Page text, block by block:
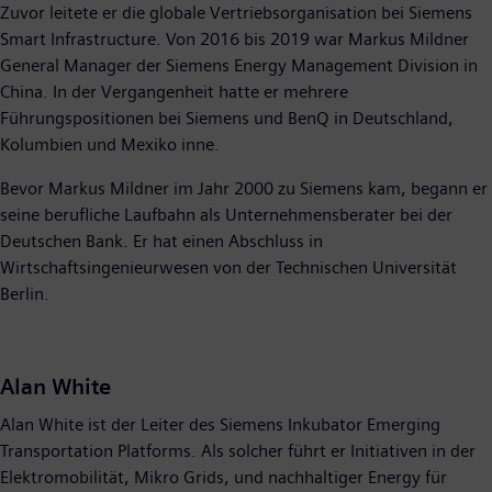
Zuvor leitete er die globale Vertriebsorganisation bei Siemens
Smart Infrastructure. Von 2016 bis 2019 war Markus Mildner
General Manager der Siemens Energy Management Division in
China. In der Vergangenheit hatte er mehrere
Führungspositionen bei Siemens und BenQ in Deutschland,
Kolumbien und Mexiko inne.
Bevor Markus Mildner im Jahr 2000 zu Siemens kam, begann er
seine berufliche Laufbahn als Unternehmensberater bei der
Deutschen Bank. Er hat einen Abschluss in
Wirtschaftsingenieurwesen von der Technischen Universität
Berlin.
Alan White
Alan White ist der Leiter des Siemens Inkubator Emerging
Transportation Platforms. Als solcher führt er Initiativen in der
Elektromobilität, Mikro Grids, und nachhaltiger Energy für